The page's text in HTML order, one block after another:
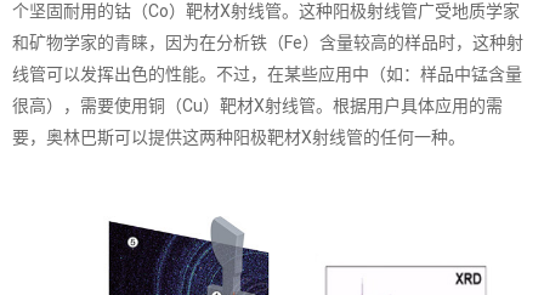
个坚固耐用的钴（Co）靶材X射线管。这种阳极射线管广受地质学家
和矿物学家的青睐，因为在分析铁（Fe）含量较高的样品时，这种射
线管可以发挥出色的性能。不过，在某些应用中（如：样品中锰含量
很高），需要使用铜（Cu）靶材X射线管。根据用户具体应用的需
要，奥林巴斯可以提供这两种阳极靶材X射线管的任何一种。